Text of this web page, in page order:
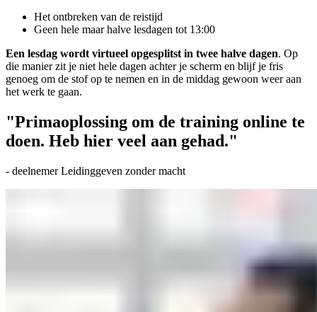
Het ontbreken van de reistijd
Geen hele maar halve lesdagen tot 13:00
Een lesdag wordt virtueel opgesplitst in twee halve dagen. Op
die manier zit je niet hele dagen achter je scherm en blijf je fris
genoeg om de stof op te nemen en in de middag gewoon weer aan
het werk te gaan.
"Primaoplossing om de training online te
doen. Heb hier veel aan gehad."
- deelnemer Leidinggeven zonder macht